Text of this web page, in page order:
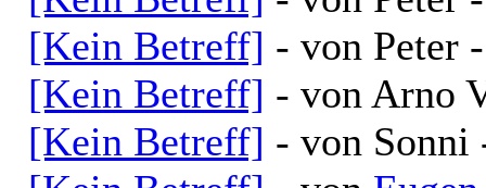
[Kein Betreff] - von Peter
[Kein Betreff] - von Arno
[Kein Betreff] - von Sonni